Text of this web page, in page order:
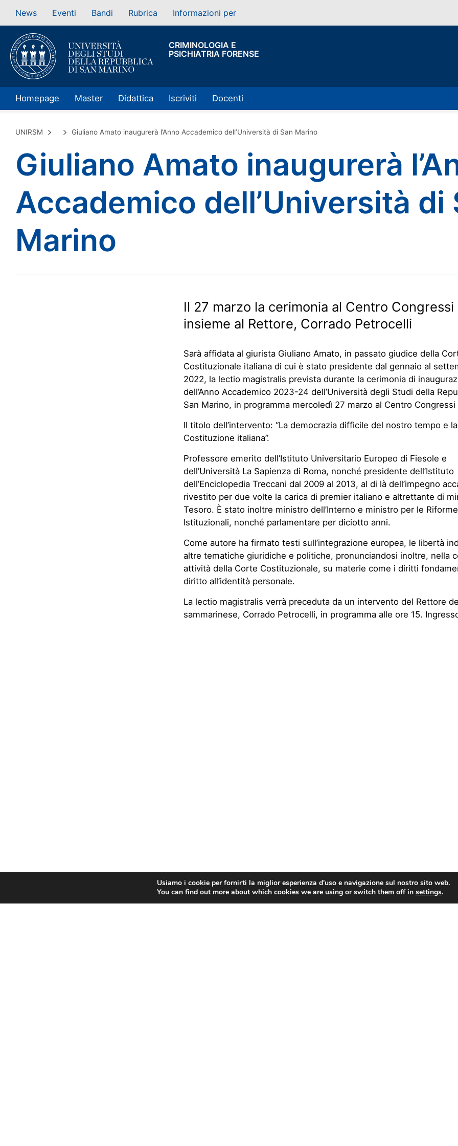
News Eventi Bandi Rubrica Informazioni per
CRIMINOLOGIA E
PSICHIATRIA FORENSE
Homepage Master Didattica Iscriviti Docenti
UNIRSM Giuliano Amato inaugurerà l’Anno Accademico dell’Università di San Marino
Giuliano Amato inaugurerà
Accademico dell’Università di
Marino
Il 27 marzo la cerimonia al Centro Congressi
insieme al Rettore, Corrado Petrocelli
Sarà affidata al giurista Giuliano Amato, in passato giudice della
Costituzionale italiana di cui è stato presidente dal gennaio al
2022, la lectio magistralis prevista durante la cerimonia di
dell’Anno Accademico 2023-24 dell’Università degli Studi della
San Marino, in programma mercoledì 27 marzo al Centro Congressi
Il titolo dell’intervento: “La democrazia difficile del nostro tempo e la
Costituzione italiana”.
Professore emerito dell’Istituto Universitario Europeo di Fiesole e
dell’Università La Sapienza di Roma, nonché presidente dell’Istituto
dell’Enciclopedia Treccani dal 2009 al 2013, al di là dell’impegno
rivestito per due volte la carica di premier italiano e altrettante di
Tesoro. È stato inoltre ministro dell’Interno e ministro per le Riforme
Istituzionali, nonché parlamentare per diciotto anni.
Come autore ha firmato testi sull’integrazione europea, le libertà
altre tematiche giuridiche e politiche, pronunciandosi inoltre, nella
attività della Corte Costituzionale, su materie come i diritti
diritto all’identità personale.
La lectio magistralis verrà preceduta da un intervento del Rettore
sammarinese, Corrado Petrocelli, in programma alle ore 15.
Usiamo i cookie per fornirti la miglior esperienza d'uso e navigazione sul nostro sito web.
You can find out more about which cookies we are using or switch them off in settings.